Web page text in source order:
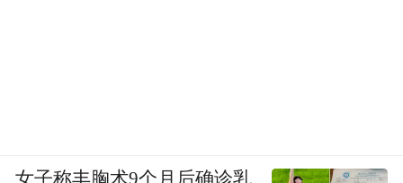
女子称丰胸术9个月后确诊乳